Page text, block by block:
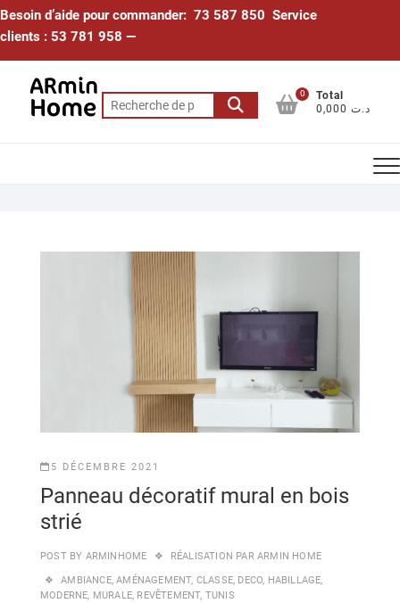
Skip
to
Besoin d’aide pour commander: 73 587 850 Service
clients : 53 781 958 —
Recherche
pour :
0
Total
0,000 د.ت
5 DÉCEMBRE 2021
Panneau décoratif mural en bois
strié
POST BY ARMINHOME RÉALISATION PAR ARMIN HOME
AMBIANCE,AMÉNAGEMENT, CLASSE, DECO, HABILLAGE,
MODERNE, MURALE, REVÊTEMENT, TUNIS